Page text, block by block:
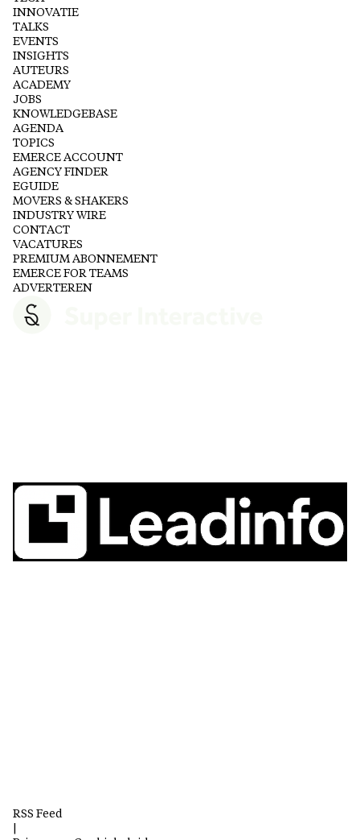
INNOVATIE
TALKS
EVENTS
INSIGHTS
AUTEURS
ACADEMY
JOBS
KNOWLEDGEBASE
AGENDA
TOPICS
EMERCE ACCOUNT
AGENCY FINDER
EGUIDE
MOVERS & SHAKERS
INDUSTRY WIRE
CONTACT
VACATURES
PREMIUM ABONNEMENT
EMERCE FOR TEAMS
ADVERTEREN
RSS Feed